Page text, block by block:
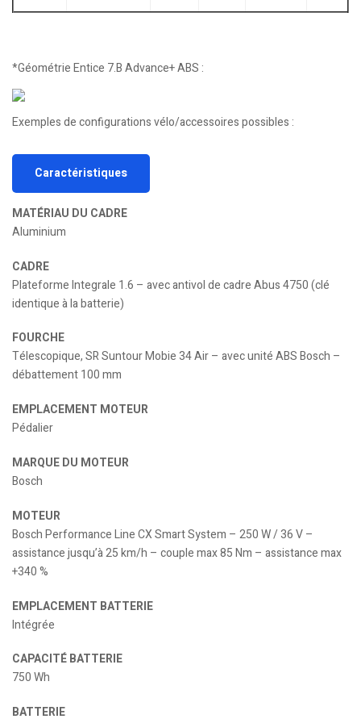
*Géométrie Entice 7.B Advance+ ABS :
Exemples de configurations vélo/accessoires possibles :
Caractéristiques
MATÉRIAU DU CADRE
Aluminium
CADRE
Plateforme Integrale 1.6 – avec antivol de cadre Abus 4750 (clé
identique à la batterie)
FOURCHE
Télescopique, SR Suntour Mobie 34 Air – avec unité ABS Bosch –
débattement 100 mm
EMPLACEMENT MOTEUR
Pédalier
MARQUE DU MOTEUR
Bosch
MOTEUR
Bosch Performance Line CX Smart System – 250 W / 36 V –
assistance jusqu’à 25 km/h – couple max 85 Nm – assistance max
+340 %
EMPLACEMENT BATTERIE
Intégrée
CAPACITÉ BATTERIE
750 Wh
BATTERIE